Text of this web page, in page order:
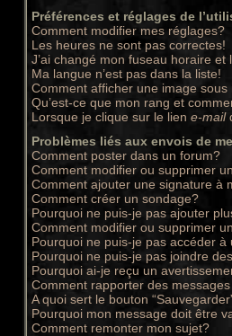
Préférences et réglages de
Comment modifier mes réglages?
Les heures ne sont pas correctes!
J’ai changé mon fuseau horaire et
Ma langue n’est pas dans la liste!
Comment afficher une image sous
Qu’est-ce que mon rang et
Lorsque je clique sur le lien e-mail
Problèmes liés aux envois de
Comment poster dans un forum?
Comment modifier ou supprimer
Comment ajouter une signature à
Comment créer un sondage?
Pourquoi ne puis-je pas ajouter
Comment modifier ou supprimer
Pourquoi ne puis-je pas accéder à
Pourquoi ne puis-je pas joindre
Pourquoi ai-je reçu un
Comment rapporter des
A quoi sert le bouton
Pourquoi mon message doit être
Comment remonter mon sujet?